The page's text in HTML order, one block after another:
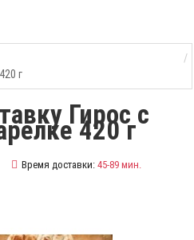
г
Гирос с
420 г
Время доставки: 45-89 мин.